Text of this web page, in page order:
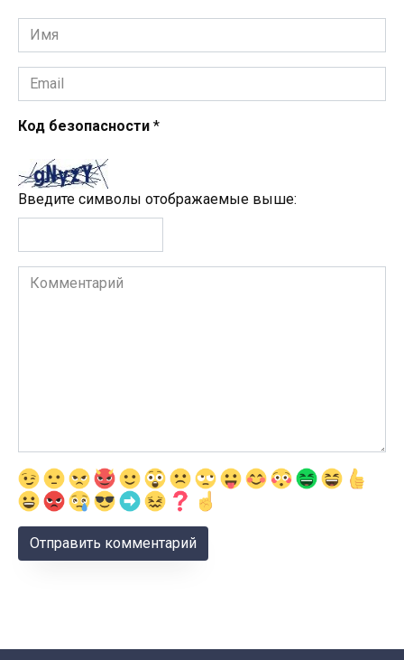
Имя
*
Email
*
Код безопасности *
Введите символы отображаемые выше:
Комментарий